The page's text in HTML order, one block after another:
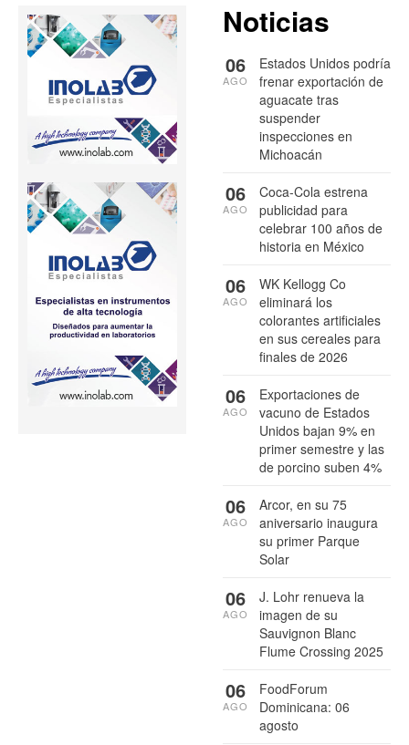
Noticias
Estados Unidos podría
frenar exportación de
aguacate tras
suspender
inspecciones en
Michoacán
06
AGO
Coca-Cola estrena
publicidad para
celebrar 100 años de
historia en México
06
AGO
WK Kellogg Co
eliminará los
colorantes artificiales
en sus cereales para
finales de 2026
06
AGO
Exportaciones de
vacuno de Estados
Unidos bajan 9% en
primer semestre y las
de porcino suben 4%
06
AGO
Arcor, en su 75
aniversario inaugura
su primer Parque
Solar
06
AGO
J. Lohr renueva la
imagen de su
Sauvignon Blanc
Flume Crossing 2025
06
AGO
FoodForum
Dominicana: 06
agosto
06
AGO